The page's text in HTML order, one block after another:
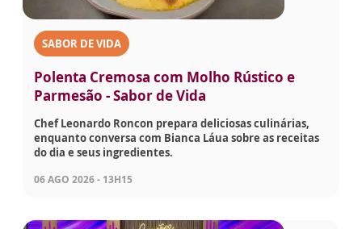
SABOR DE VIDA
Polenta Cremosa com Molho Rústico e
Parmesão - Sabor de Vida
Chef Leonardo Roncon prepara deliciosas culinárias,
enquanto conversa com Bianca Láua sobre as receitas
do dia e seus ingredientes.
06 AGO 2026 - 13H15